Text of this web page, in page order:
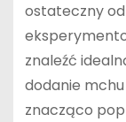
ostateczny
znaleźć
dodanie
znacząco